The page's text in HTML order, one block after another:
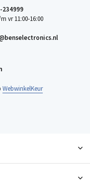
234999
vr 11:00-16:00
WebwinkelKeur